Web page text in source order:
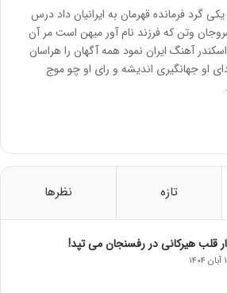
گرد فرمانده قهرمان به ایرانیان داد درس
وتن که فرزند نام آور میهن است مر آن
آهنگ ایران نمود همه آگهان را هراسان
او جهانگیری اندیشه و رای او چو موج
تازه نظرها
قلب هیرکانی در رفسنجان می تپد!